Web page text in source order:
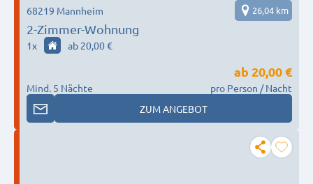
2-Zimmer-Wohnung
68219 Mannheim 26,04 km
1x ab 20,00 €
Mind. 5 Nächte
ab 20,00 €
pro Person / Nacht
ZUM ANGEBOT